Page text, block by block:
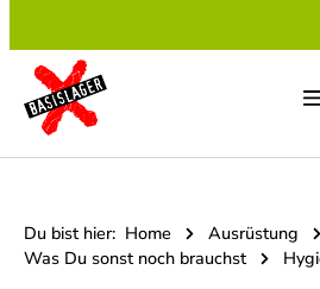
Du bist hier: Home
Ausrüstung
Was Du sonst noch brauchst